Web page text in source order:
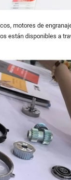
motores de
están disponibles a